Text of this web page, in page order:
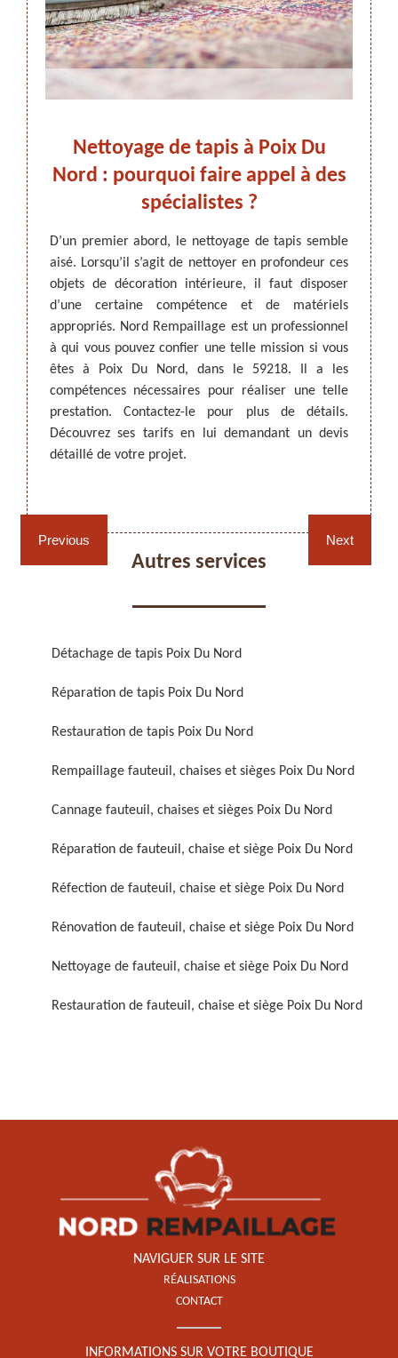
ARTISAN DEZITTER, REMPAILLAGE -
CANNAGE - RECOLLAGE, 59 NORD
chaises et sièges 59
Cannage fauteuil, chaises
et sièges 59
Réparation de fauteuil,
chaise et siège 59
chaise et siège 59
chaise et siège 59
chaise et siège 59
Previous
pour
en
un
ses
les
Nord
des
Nettoyage de tapis à Poix Du
Nord : pourquoi faire appel à des
spécialistes ?
D’un premier abord, le nettoyage de tapis semble
aisé. Lorsqu’il s’agit de nettoyer en profondeur ces
objets de décoration intérieure, il faut disposer
d’une certaine compétence et de matériels
appropriés. Nord Rempaillage est un professionnel
à qui vous pouvez confier une telle mission si vous
êtes à Poix Du Nord, dans le 59218. Il a les
compétences nécessaires pour réaliser une telle
prestation. Contactez-le pour plus de détails.
Découvrez ses tarifs en lui demandant un devis
détaillé de votre projet.
Les
vous
vos
des
de
n’en
Next
Autres services
Détachage de tapis Poix Du Nord
Réparation de tapis Poix Du Nord
Restauration de tapis Poix Du Nord
Rempaillage fauteuil, chaises et sièges Poix Du Nord
Cannage fauteuil, chaises et sièges Poix Du Nord
Réparation de fauteuil, chaise et siège Poix Du Nord
Réfection de fauteuil, chaise et siège Poix Du Nord
Rénovation de fauteuil, chaise et siège Poix Du Nord
Nettoyage de fauteuil, chaise et siège Poix Du Nord
Restauration de fauteuil, chaise et siège Poix Du Nord
NAVIGUER SUR LE SITE
RÉALISATIONS
CONTACT
INFORMATIONS SUR VOTRE BOUTIQUE